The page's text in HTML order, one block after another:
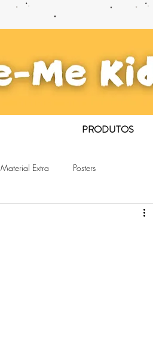
PRODUTOS
Material Extra Posters